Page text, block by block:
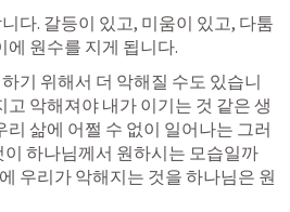
다. 갈등이 있고, 미움이 있고, 다툼
에 원수를 지게 됩니다.
기 위해서 더 악해질 수도 있습니
악해져야 내가 이기는 것 같은 생
삶에 어쩔 수 없이 일어나는 그러
하나님께서 원하시는 모습일까
우리가 악해지는 것을 하나님은 원